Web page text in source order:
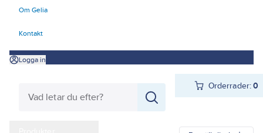
Om Gelia
Kontakt
Logga in
Orderrader:0